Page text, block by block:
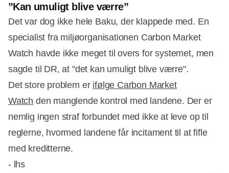
”Kan umuligt blive værre”
Det var dog ikke hele Baku, der klappede med. En
specialist fra miljøorganisationen Carbon Market
Watch havde ikke meget til overs for systemet, men
sagde til DR, at "det kan umuligt blive værre".
Det store problem er ifølge Carbon Market
Watch den manglende kontrol med landene. Der er
nemlig ingen straf forbundet med ikke at leve op til
reglerne, hvormed landene får incitament til at fifle
med kreditterne.
- lhs